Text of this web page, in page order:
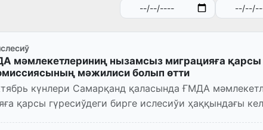
мәмлекетлериниң нызамсыз миграцияға қарсы
мәжилиси болып өтти
күнлери Самарқанд қаласында ҒМДА
қарсы гүресиўдеги бирге ислесиўи ҳаққындағы